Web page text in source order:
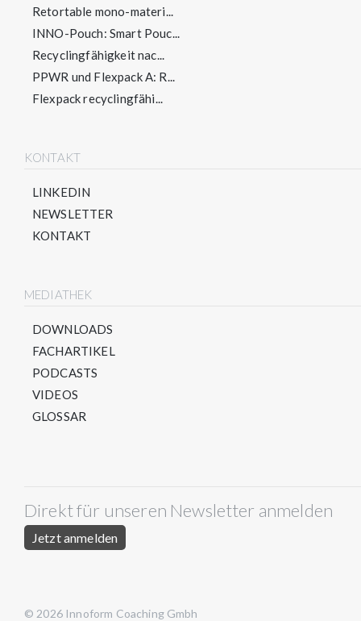
Retortable mono-materi...
INNO-Pouch: Smart Pouc...
Recyclingfähigkeit nac...
PPWR und Flexpack A: R...
Flexpack recyclingfähi...
KONTAKT
LINKEDIN
NEWSLETTER
KONTAKT
MEDIATHEK
DOWNLOADS
FACHARTIKEL
PODCASTS
VIDEOS
GLOSSAR
Direkt für unseren Newsletter anmelden
Jetzt anmelden
© 2026 Innoform Coaching Gmbh